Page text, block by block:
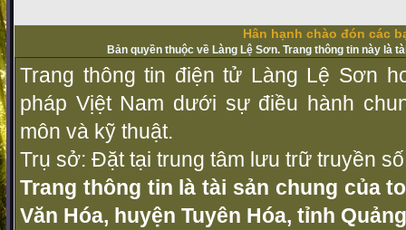
Hân hạnh chào đón các
Bản quyền thuộc về Làng Lệ Sơn. Trang thông tin này là
Trang thông tin điện tử Làng Lệ Sơn
pháp Vịệt Nam dưới sự điều hành
môn và kỹ thuật.
Trụ sở: Đặt tại trung tâm lưu trữ truyền
Trang thông tin là tài sản chung của
Văn Hóa, huyện Tuyên Hóa, tỉnh